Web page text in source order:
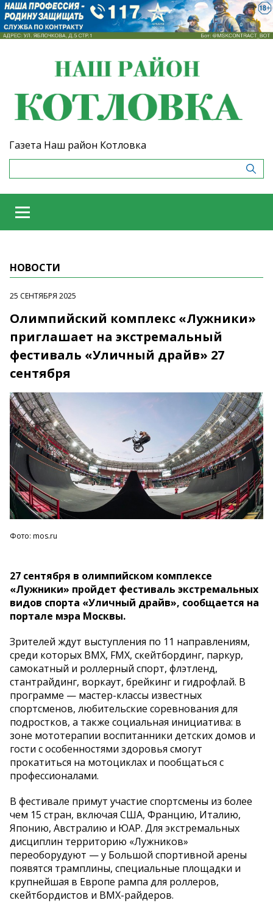
Газета Наш район Котловка
НОВОСТИ
25 СЕНТЯБРЯ 2025
Олимпийский комплекс «Лужники»
приглашает на экстремальный
фестиваль «Уличный драйв» 27
сентября
Фото: mos.ru
27 сентября в олимпийском комплексе
«Лужники» пройдет фестиваль экстремальных
видов спорта «Уличный драйв», сообщается на
портале мэра Москвы.
Зрителей ждут выступления по 11 направлениям,
среди которых BMX, FMX, скейтбординг, паркур,
самокатный и роллерный спорт, флэтленд,
стантрайдинг, воркаут, брейкинг и гидрофлай. В
программе — мастер-классы известных
спортсменов, любительские соревнования для
подростков, а также социальная инициатива: в
зоне мототерапии воспитанники детских домов и
гости с особенностями здоровья смогут
прокатиться на мотоциклах и пообщаться с
профессионалами.
В фестивале примут участие спортсмены из более
чем 15 стран, включая США, Францию, Италию,
Японию, Австралию и ЮАР. Для экстремальных
дисциплин территорию «Лужников»
переоборудуют — у Большой спортивной арены
появятся трамплины, специальные площадки и
крупнейшая в Европе рампа для роллеров,
скейтбордистов и BMX-райдеров.